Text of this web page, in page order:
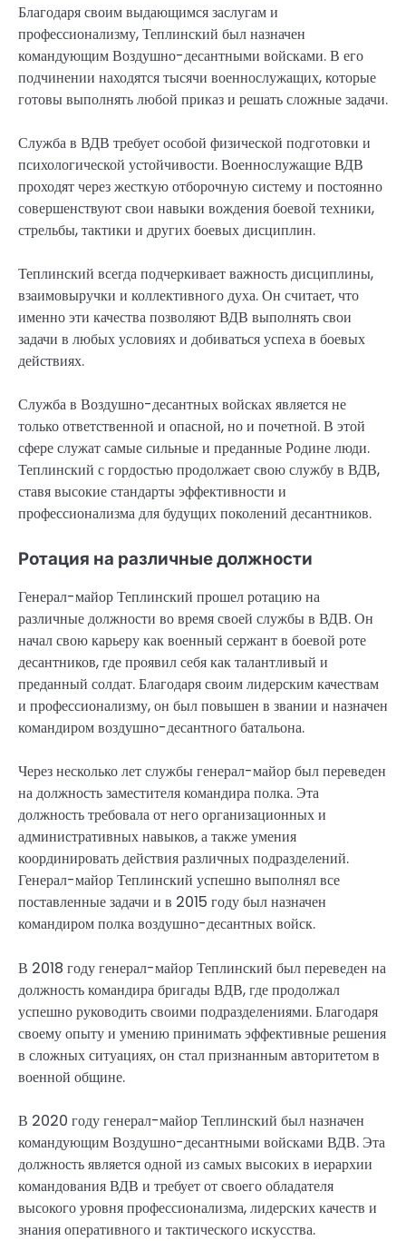
Благодаря своим выдающимся заслугам и
профессионализму, Теплинский был назначен
командующим Воздушно-десантными войсками. В его
подчинении находятся тысячи военнослужащих, которые
готовы выполнять любой приказ и решать сложные задачи.
Служба в ВДВ требует особой физической подготовки и
психологической устойчивости. Военнослужащие ВДВ
проходят через жесткую отборочную систему и постоянно
совершенствуют свои навыки вождения боевой техники,
стрельбы, тактики и других боевых дисциплин.
Теплинский всегда подчеркивает важность дисциплины,
взаимовыручки и коллективного духа. Он считает, что
именно эти качества позволяют ВДВ выполнять свои
задачи в любых условиях и добиваться успеха в боевых
действиях.
Служба в Воздушно-десантных войсках является не
только ответственной и опасной, но и почетной. В этой
сфере служат самые сильные и преданные Родине люди.
Теплинский с гордостью продолжает свою службу в ВДВ,
ставя высокие стандарты эффективности и
профессионализма для будущих поколений десантников.
Ротация на различные должности
Генерал-майор Теплинский прошел ротацию на
различные должности во время своей службы в ВДВ. Он
начал свою карьеру как военный сержант в боевой роте
десантников, где проявил себя как талантливый и
преданный солдат. Благодаря своим лидерским качествам
и профессионализму, он был повышен в звании и назначен
командиром воздушно-десантного батальона.
Через несколько лет службы генерал-майор был переведен
на должность заместителя командира полка. Эта
должность требовала от него организационных и
административных навыков, а также умения
координировать действия различных подразделений.
Генерал-майор Теплинский успешно выполнял все
поставленные задачи и в 2015 году был назначен
командиром полка воздушно-десантных войск.
В 2018 году генерал-майор Теплинский был переведен на
должность командира бригады ВДВ, где продолжал
успешно руководить своими подразделениями. Благодаря
своему опыту и умению принимать эффективные решения
в сложных ситуациях, он стал признанным авторитетом в
военной общине.
В 2020 году генерал-майор Теплинский был назначен
командующим Воздушно-десантными войсками ВДВ. Эта
должность является одной из самых высоких в иерархии
командования ВДВ и требует от своего обладателя
высокого уровня профессионализма, лидерских качеств и
знания оперативного и тактического искусства.